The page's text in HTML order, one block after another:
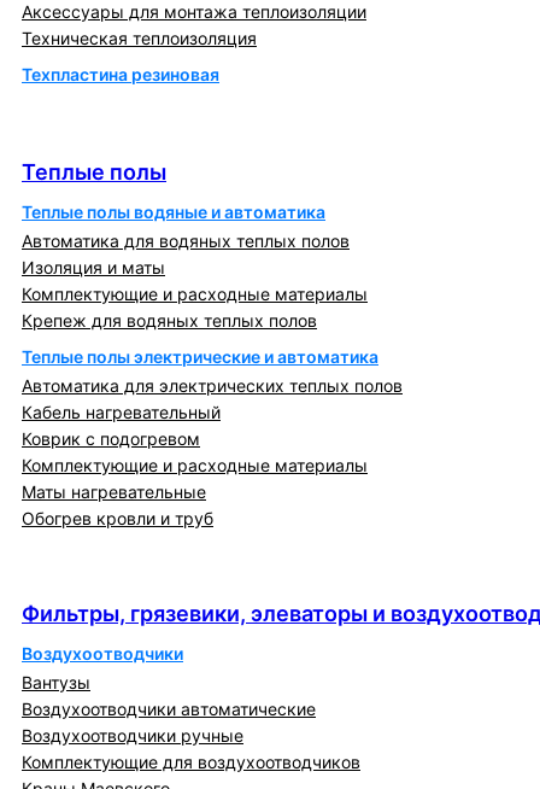
Аксессуары для монтажа теплоизоляции
Техническая теплоизоляция
Техпластина резиновая
Теплые полы
Теплые полы водяные и автоматика
Автоматика для водяных теплых полов
Изоляция и маты
Комплектующие и расходные материалы
Крепеж для водяных теплых полов
Теплые полы электрические и автоматика
Автоматика для электрических теплых полов
Кабель нагревательный
Коврик с подогревом
Комплектующие и расходные материалы
Маты нагревательные
Обогрев кровли и труб
Фильтры, грязевики, элеваторы и
Воздухоотводчики
Вантузы
Воздухоотводчики автоматические
Воздухоотводчики ручные
Комплектующие для воздухоотводчиков